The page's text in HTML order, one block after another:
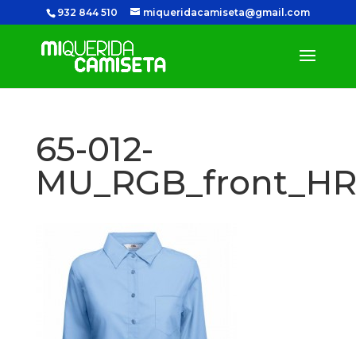
932 844 510 miqueridacamiseta@gmail.com
65-012-
MU_RGB_front_HR